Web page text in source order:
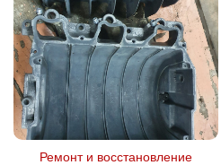
Ремонт и восстановление